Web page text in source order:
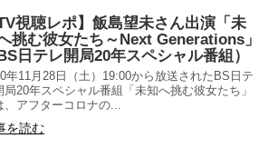
TV視聴レポ】飯島望未さん出演「未
挑む彼女たち～Next Generations」
BS日テレ開局20年スペシャル番組）
年11月28日（土）19:00から放送されたBS日テ
局20年スペシャル番組「未知へ挑む彼女たち」
、アフターコロナの...
を読む